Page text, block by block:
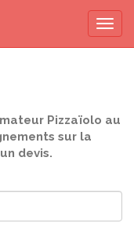
Pizzaïolo au
sur la
devis.